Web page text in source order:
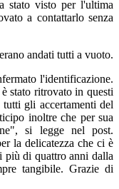
stato visto per l'ultima
a contattarlo senza
andati tutti a vuoto.
l'identificazione.
stato ritrovato in questi
gli accertamenti del
inoltre che per sua
si legge nel post.
la delicatezza che ci è
più di quattro anni dalla
tangibile. Grazie di